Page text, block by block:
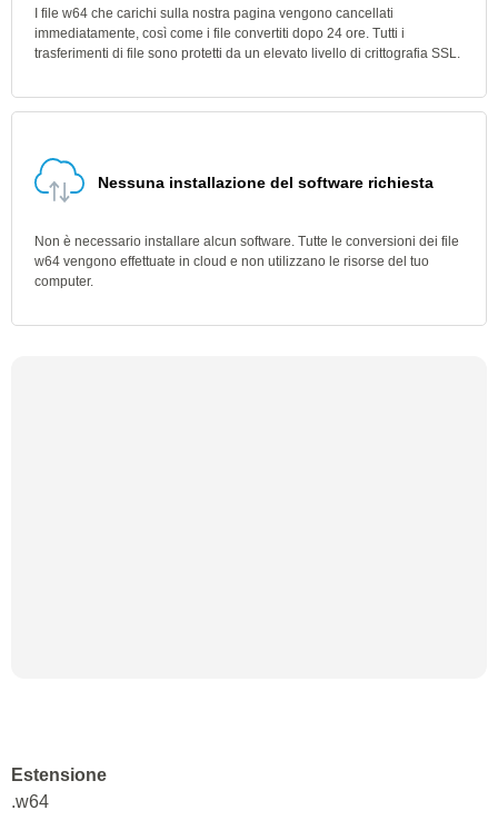
I file w64 che carichi sulla nostra pagina vengono cancellati
immediatamente, così come i file convertiti dopo 24 ore. Tutti i
trasferimenti di file sono protetti da un elevato livello di crittografia SSL.
Nessuna installazione del software richiesta
Non è necessario installare alcun software. Tutte le conversioni dei file
w64 vengono effettuate in cloud e non utilizzano le risorse del tuo
computer.
Estensione
.w64